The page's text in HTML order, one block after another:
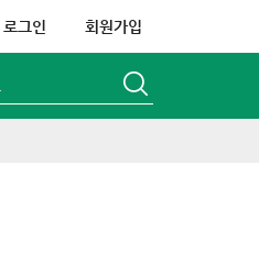
로그인 회원가입